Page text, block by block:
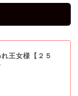
王女様【２５